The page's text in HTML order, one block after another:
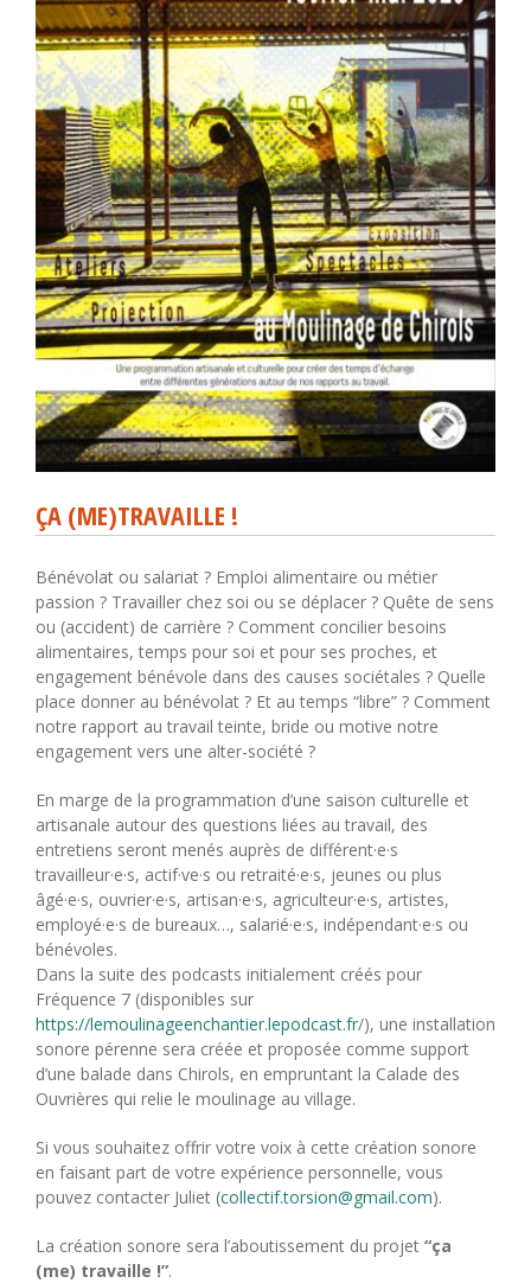
ÇA (ME)TRAVAILLE !
Bénévolat ou salariat ? Emploi alimentaire ou métier
passion ? Travailler chez soi ou se déplacer ? Quête de sens
ou (accident) de carrière ? Comment concilier besoins
alimentaires, temps pour soi et pour ses proches, et
engagement bénévole dans des causes sociétales ? Quelle
place donner au bénévolat ? Et au temps “libre” ? Comment
notre rapport au travail teinte, bride ou motive notre
engagement vers une alter-société ?
En marge de la programmation d’une saison culturelle et
artisanale autour des questions liées au travail, des
entretiens seront menés auprès de différent·e·s
travailleur·e·s, actif·ve·s ou retraité·e·s, jeunes ou plus
âgé·e·s, ouvrier·e·s, artisan·e·s, agriculteur·e·s, artistes,
employé·e·s de bureaux…, salarié·e·s, indépendant·e·s ou
bénévoles.
Dans la suite des podcasts initialement créés pour
Fréquence 7 (disponibles sur
https://lemoulinageenchantier.lepodcast.fr/), une installation
sonore pérenne sera créée et proposée comme support
d’une balade dans Chirols, en empruntant la Calade des
Ouvrières qui relie le moulinage au village.
Si vous souhaitez offrir votre voix à cette création sonore
en faisant part de votre expérience personnelle, vous
pouvez contacter Juliet (collectif.torsion@gmail.com).
La création sonore sera l’aboutissement du projet “ça
(me) travaille !”.